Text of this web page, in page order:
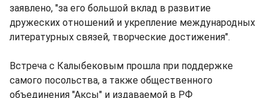
заявлено, "за его большой вклад в развитие
дружеских отношений и укрепление международных
литературных связей, творческие достижения".
Встреча с Калыбековым прошла при поддержке
самого посольства, а также общественного
объединения "Аксы" и издаваемой в РФ